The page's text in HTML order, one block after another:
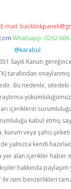
E-mail:
Whatsapp: 0262 606
@karabul
Sayılı Kanun
tarafından onaylanmış
Bu nedenle,
içeriklerin
kabul etmiş
veya şahıs şirketi
yalnızca kendi
yer alan içerikler haber
hakkında paylaşım
ile isim benzerlikleri